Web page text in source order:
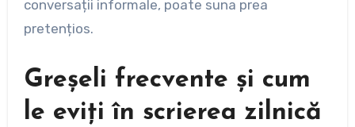
conversații informale, poate suna prea
pretențios.
Greșeli frecvente și cum
le eviți în scrierea zilnică